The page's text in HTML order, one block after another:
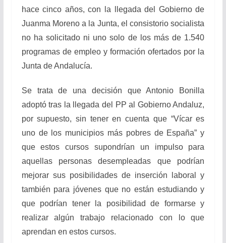
hace cinco años, con la llegada del Gobierno de
Juanma Moreno a la Junta, el consistorio socialista
no ha solicitado ni uno solo de los más de 1.540
programas de empleo y formación ofertados por la
Junta de Andalucía.
Se trata de una decisión que Antonio Bonilla
adoptó tras la llegada del PP al Gobierno Andaluz,
por supuesto, sin tener en cuenta que “Vícar es
uno de los municipios más pobres de España” y
que estos cursos supondrían un impulso para
aquellas personas desempleadas que podrían
mejorar sus posibilidades de inserción laboral y
también para jóvenes que no están estudiando y
que podrían tener la posibilidad de formarse y
realizar algún trabajo relacionado con lo que
aprendan en estos cursos.